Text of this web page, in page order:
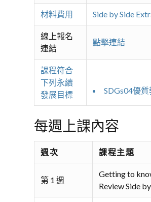
材料費用 Side by Side
線上報名
連結
點擊連結
課程符合
下列永續
發展目標
SDGs04優質
每週上課內容
週次 課程主題
第 1 週
Getting to
Review Side